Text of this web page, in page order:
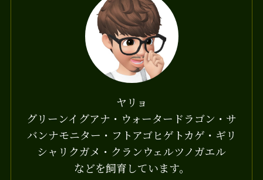
ヤリョ
グリーンイグアナ・ウォータードラゴン・サ
バンナモニター・フトアゴヒゲトカゲ・ギリ
シャリクガメ・クランウェルツノガエル
などを飼育しています。